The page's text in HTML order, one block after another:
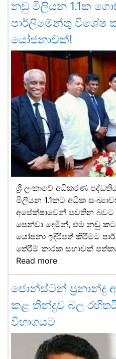
නඩු මිලියන 1.1ක
පාර්ලිමේන්තු විශේෂ
යෝජනාවක්!
ශ්‍රී ලංකාවේ අධිකරණ
මිලියන 1.1කට අධික
අපේක්ෂාවෙන් පවතින බවට
පෙන්වා දෙමින්, එම නඩු
යෝජනා ඉදිරිපත් කිරීමට
තේරීම් කාරක සභාවක්
Read more
ජොන්ස්ටන් ප්‍රනාන්දු
කළ තීන්දුව බල
විභාගයට